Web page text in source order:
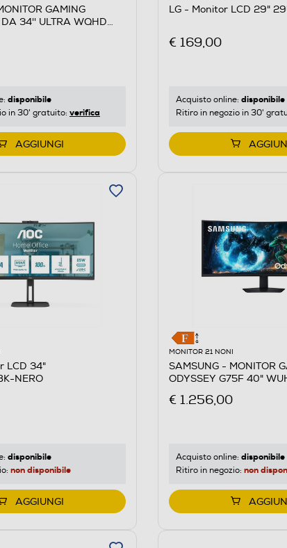
GAMING
DA 34'' ULTRA WQHD
disponibile
in 30' gratuito: verifica
AGGIUNGI
LG - Monitor LCD 29"
€ 169,00
Acquisto online: disponibile
Ritiro in negozio in 30'
LCD 34"
NERO
disponibile
non disponibile
AGGIUNGI
MONITOR 21 NONI
SAMSUNG - MONITOR
ODYSSEY G75F 40"
€ 1.256,00
Acquisto online: disponibile
Ritiro in negozio: non